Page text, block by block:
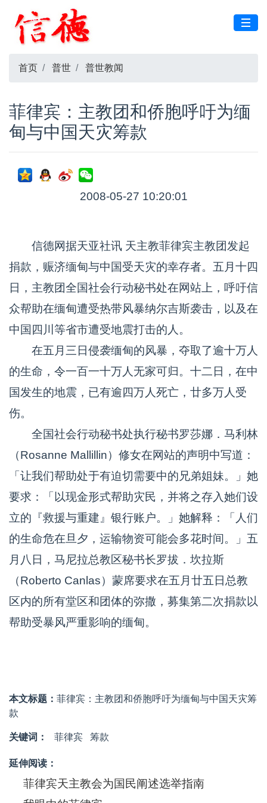
首页 普世 普世教闻
菲律宾：主教团和侨胞呼吁为缅
甸与中国天灾筹款
2008-05-27 10:20:01
信德网据天亚社讯 天主教菲律宾主教团发起
捐款，赈济缅甸与中国受天灾的幸存者。五月十四
日，主教团全国社会行动秘书处在网站上，呼吁信
众帮助在缅甸遭受热带风暴纳尔吉斯袭击，以及在
中国四川等省市遭受地震打击的人。
在五月三日侵袭缅甸的风暴，夺取了逾十万人
的生命，令一百一十万人无家可归。十二日，在中
国发生的地震，已有逾四万人死亡，廿多万人受
伤。
全国社会行动秘书处执行秘书罗莎娜．马利林
（Rosanne Mallillin）修女在网站的声明中写道：
「让我们帮助处于有迫切需要中的兄弟姐妹。」她
要求：「以现金形式帮助灾民，并将之存入她们设
立的『救援与重建』银行账户。」她解释：「人们
的生命危在旦夕，运输物资可能会多花时间。」五
月八日，马尼拉总教区秘书长罗拔．坎拉斯
（Roberto Canlas）蒙席要求在五月廿五日总教
区内的所有堂区和团体的弥撒，募集第二次捐款以
帮助受暴风严重影响的缅甸。
本文标题： 菲律宾：主教团和侨胞呼吁为缅甸与中国天灾筹
款
关键词： 菲律宾 筹款
延伸阅读：
菲律宾天主教会为国民阐述选举指南